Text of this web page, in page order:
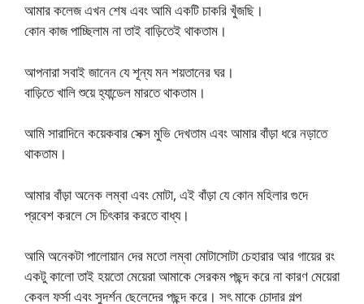
আমার কলেজ এখন শেষ এবং আমি একটি চাকরি খুঁজছি।
কোন কাজ পাচ্ছিলাম না তাই বাড়িতেই থাকতাম।
আপনারা সবাই জানেন যে শূন্য মন শয়তানের ঘর।
বাড়িতে খালি শুয়ে হ্যান্ডেল মারতে থাকতাম।
আমি সারাদিনে কয়েকবার সেক্স মুভি দেখতাম এবং আমার বাঁড়া ধরে নড়াতে
থাকতাম।
আমার বাঁড়া অনেক লম্বা এবং মোটা, এই বাঁড়া যে কোন মহিলার গুদে
প্রবেশ করলে সে চিৎকার করতে বাধ্য।
আমি অনেকটা পালোয়ান দের মতো লম্বা মোটাসোটা চেহারার আর গায়ের রং
একটু কালো তাই হয়তো মেয়েরা আমাকে সেরকম পছন্দ করে না কারণ মেয়েরা
কেবল ফর্সা এবং সুদর্শন ছেলেদের পছন্দ করে। সৎ মাকে চোদার গল্প